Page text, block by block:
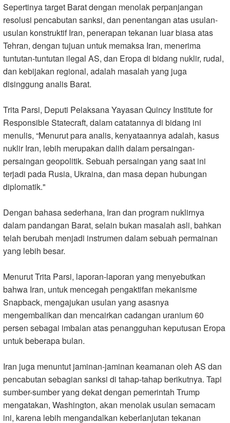
Sepertinya target Barat dengan menolak perpanjangan
resolusi pencabutan sanksi, dan penentangan atas usulan-
usulan konstruktif Iran, penerapan tekanan luar biasa atas
Tehran, dengan tujuan untuk memaksa Iran, menerima
tuntutan-tuntutan ilegal AS, dan Eropa di bidang nuklir, rudal,
dan kebijakan regional, adalah masalah yang juga
disinggung analis Barat.
Trita Parsi, Deputi Pelaksana Yayasan Quincy Institute for
Responsible Statecraft, dalam catatannya di bidang ini
menulis, “Menurut para analis, kenyataannya adalah, kasus
nuklir Iran, lebih merupakan dalih dalam persaingan-
persaingan geopolitik. Sebuah persaingan yang saat ini
terjadi pada Rusia, Ukraina, dan masa depan hubungan
diplomatik."
Dengan bahasa sederhana, Iran dan program nuklirnya
dalam pandangan Barat, selain bukan masalah asli, bahkan
telah berubah menjadi instrumen dalam sebuah permainan
yang lebih besar.
Menurut Trita Parsi, laporan-laporan yang menyebutkan
bahwa Iran, untuk mencegah pengaktifan mekanisme
Snapback, mengajukan usulan yang asasnya
mengembalikan dan mencairkan cadangan uranium 60
persen sebagai imbalan atas penangguhan keputusan Eropa
untuk beberapa bulan.
Iran juga menuntut jaminan-jaminan keamanan oleh AS dan
pencabutan sebagian sanksi di tahap-tahap berikutnya. Tapi
sumber-sumber yang dekat dengan pemerintah Trump
mengatakan, Washington, akan menolak usulan semacam
ini, karena lebih mengandalkan keberlanjutan tekanan